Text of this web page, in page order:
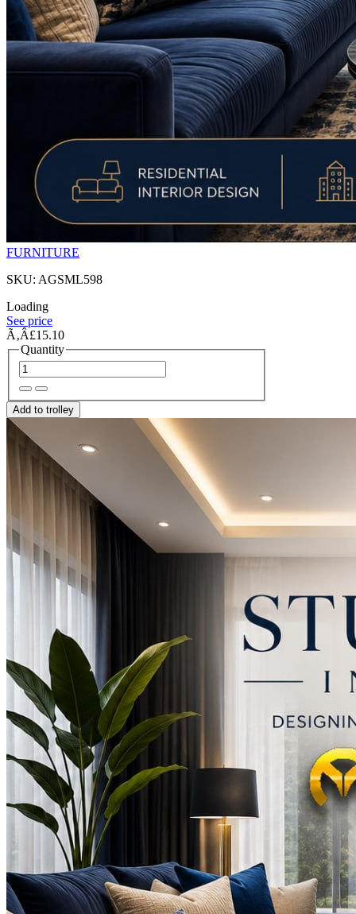
FURNITURE
SKU: AGSML598
Loading
See price
Ã‚Â£15.10
Quantity
Add to trolley